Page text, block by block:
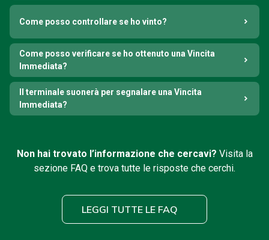
Come posso controllare se ho vinto?
Come posso verificare se ho ottenuto una Vincita
Immediata?
Il terminale suonerà per segnalare una Vincita
Immediata?
Non hai trovato l’informazione che cercavi? Visita la
sezione FAQ e trova tutte le risposte che cerchi.
LEGGI TUTTE LE FAQ